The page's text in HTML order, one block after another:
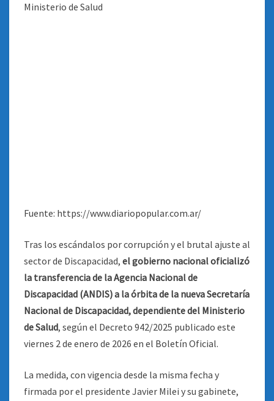
Fuente: https://www.diariopopular.com.ar/
Tras los escándalos por corrupción y el brutal ajuste al
sector de Discapacidad, el gobierno nacional oficializó
la transferencia de la Agencia Nacional de
Discapacidad (ANDIS) a la órbita de la nueva Secretaría
Nacional de Discapacidad, dependiente del Ministerio
de Salud, según el Decreto 942/2025 publicado este
viernes 2 de enero de 2026 en el Boletín Oficial.
La medida, con vigencia desde la misma fecha y
firmada por el presidente Javier Milei y su gabinete,